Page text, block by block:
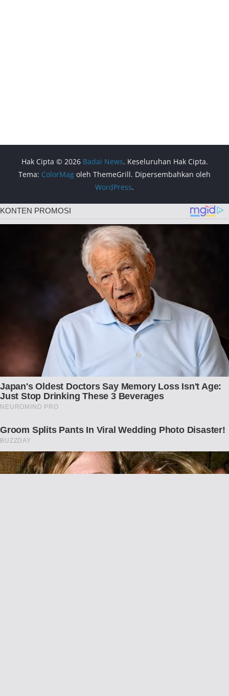
Hak Cipta © 2026 Badai News. Keseluruhan Hak Cipta.
Tema: ColorMag oleh ThemeGrill. Dipersembahkan oleh
WordPress.